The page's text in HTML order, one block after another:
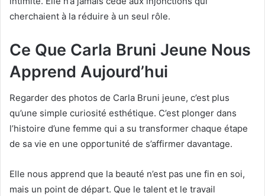
cherchaient à la réduire à un seul rôle.
Ce Que Carla Bruni Jeune Nous
Apprend Aujourd’hui
Regarder des photos de Carla Bruni jeune, c’est plus
qu’une simple curiosité esthétique. C’est plonger dans
l’histoire d’une femme qui a su transformer chaque étape
de sa vie en une opportunité de s’affirmer davantage.
Elle nous apprend que la beauté n’est pas une fin en soi,
mais un point de départ. Que le talent et le travail